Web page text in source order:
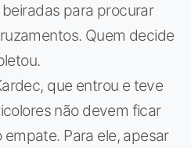
para procurar
Quem decide
que entrou e teve
não devem ficar
Para ele, apesar